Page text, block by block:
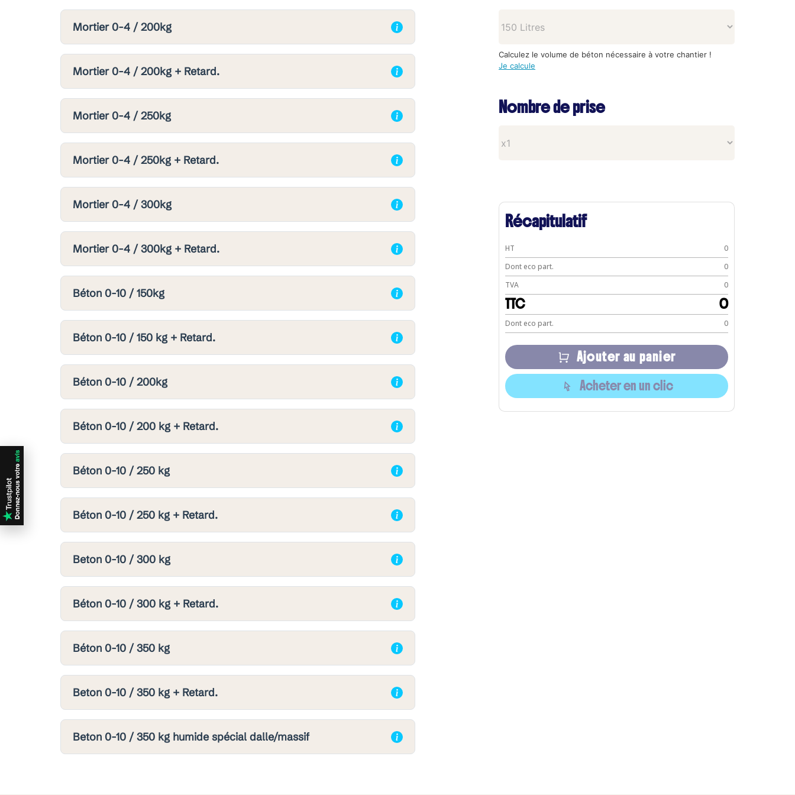
Mortier 0-4 / 200kg
Mortier 0-4 / 200kg + Retard.
Mortier 0-4 / 250kg
Mortier 0-4 / 250kg + Retard.
Mortier 0-4 / 300kg
Mortier 0-4 / 300kg + Retard.
Béton 0-10 / 150kg
Béton 0-10 / 150 kg + Retard.
Béton 0-10 / 200kg
Béton 0-10 / 200 kg + Retard.
Béton 0-10 / 250 kg
Béton 0-10 / 250 kg + Retard.
Beton 0-10 / 300 kg
Béton 0-10 / 300 kg + Retard.
Béton 0-10 / 350 kg
Beton 0-10 / 350 kg + Retard.
Beton 0-10 / 350 kg humide spécial dalle/massif
Calculez le volume de béton nécessaire à votre chantier !
Je calcule
Nombre de prise
Récapitulatif
HT
0
Dont eco part.
0
TVA
0
TTC 0
Dont eco part. 0
Ajouter au panier
Acheter en un clic